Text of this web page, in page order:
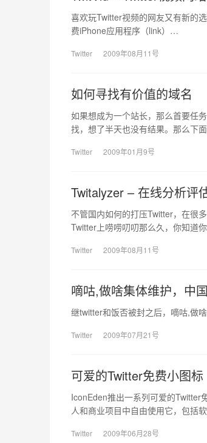
喜欢玩Twitter视频的网友又有新的
费iPhone应用程序（link）…
Twitter 2009年08月11号
如何寻找有价值的域名
如果想成为一个站长，那么首要任
找，想了半天也没有结果。那么下
Twitter 2009年01月9号
Twitalyzer – 在线分析评
不管国内如何的打压Twitter，在很
Twitter上唠唠叨叨那么久，你知道
Twitter 2009年08月11号
嘀咕,做啥集体维护，中
继twitter和饭否被封之后，嘀咕,做
Twitter 2009年07月21号
可爱的Twitter免费小图标
IconEden推出一系列可爱的Twitter
人和商业项目中自由使用它，包括
Twitter 2009年06月28号